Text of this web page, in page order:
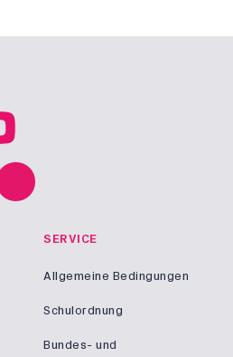
SERVICE
Allgemeine Bedingungen
Schulordnung
Bundes- und